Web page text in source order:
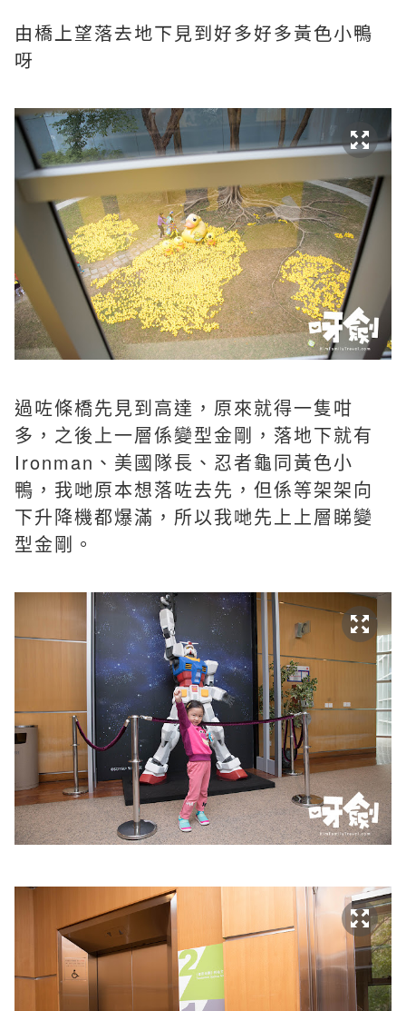
由橋上望落去地下見到好多好多黃色小鴨
呀
過咗條橋先見到高達，原來就得一隻咁
多，之後上一層係變型金剛，落地下就有
Ironman、美國隊長、忍者龜同黃色小
鴨，我哋原本想落咗去先，但係等架架向
下升降機都爆滿，所以我哋先上上層睇變
型金剛。